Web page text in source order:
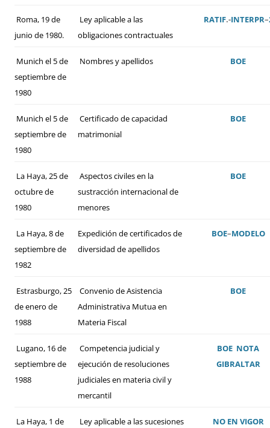
Roma, 19 de
junio de 1980.
Ley aplicable a las
obligaciones contractuales
RATIF.-INTERPR–
Munich el 5 de
septiembre de
1980
Nombres y apellidos BOE
Munich el 5 de
septiembre de
1980
Certificado de capacidad
matrimonial
BOE
La Haya, 25 de
octubre de
1980
Aspectos civiles en la
sustracción internacional de
menores
BOE
La Haya, 8 de
septiembre de
1982
Expedición de certificados de
diversidad de apellidos
BOE–MODELO
Estrasburgo, 25
de enero de
1988
Convenio de Asistencia
Administrativa Mutua en
Materia Fiscal
BOE
Lugano, 16 de
septiembre de
1988
Competencia judicial y
ejecución de resoluciones
judiciales en materia civil y
mercantil
BOE NOTA
GIBRALTAR
La Haya, 1 de
Ley aplicable a las sucesiones
NO EN VIGOR